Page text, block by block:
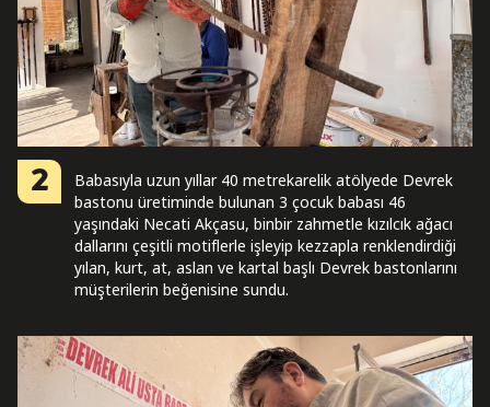
2
Babasıyla uzun yıllar 40 metrekarelik atölyede Devrek
bastonu üretiminde bulunan 3 çocuk babası 46
yaşındaki Necati Akçasu, binbir zahmetle kızılcık ağacı
dallarını çeşitli motiflerle işleyip kezzapla renklendirdiği
yılan, kurt, at, aslan ve kartal başlı Devrek bastonlarını
müşterilerin beğenisine sundu.